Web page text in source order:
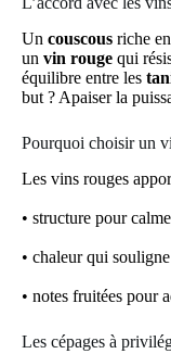
Un couscous riche
un vin rouge qui
équilibre entre les
but ? Apaiser la
Pourquoi choisir un
Les vins rouges
• structure pour
• chaleur qui
• notes fruitées pour
Les cépages à